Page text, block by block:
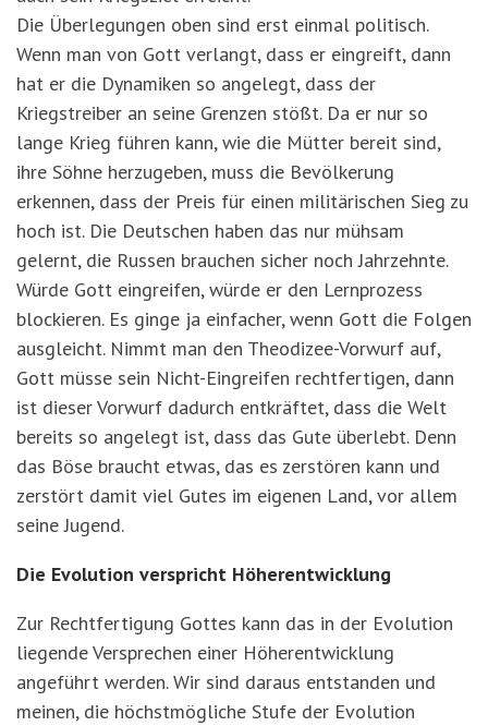
Die Überlegungen oben sind erst einmal politisch.
Wenn man von Gott verlangt, dass er eingreift, dann
hat er die Dynamiken so angelegt, dass der
Kriegstreiber an seine Grenzen stößt. Da er nur so
lange Krieg führen kann, wie die Mütter bereit sind,
ihre Söhne herzugeben, muss die Bevölkerung
erkennen, dass der Preis für einen militärischen Sieg zu
hoch ist. Die Deutschen haben das nur mühsam
gelernt, die Russen brauchen sicher noch Jahrzehnte.
Würde Gott eingreifen, würde er den Lernprozess
blockieren. Es ginge ja einfacher, wenn Gott die Folgen
ausgleicht. Nimmt man den Theodizee-Vorwurf auf,
Gott müsse sein Nicht-Eingreifen rechtfertigen, dann
ist dieser Vorwurf dadurch entkräftet, dass die Welt
bereits so angelegt ist, dass das Gute überlebt. Denn
das Böse braucht etwas, das es zerstören kann und
zerstört damit viel Gutes im eigenen Land, vor allem
seine Jugend.
Die Evolution verspricht Höherentwicklung
Zur Rechtfertigung Gottes kann das in der Evolution
liegende Versprechen einer Höherentwicklung
angeführt werden. Wir sind daraus entstanden und
meinen, die höchstmögliche Stufe der Evolution